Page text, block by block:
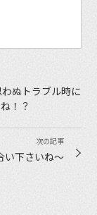
ぬトラブル時に
！？
い下さいね〜